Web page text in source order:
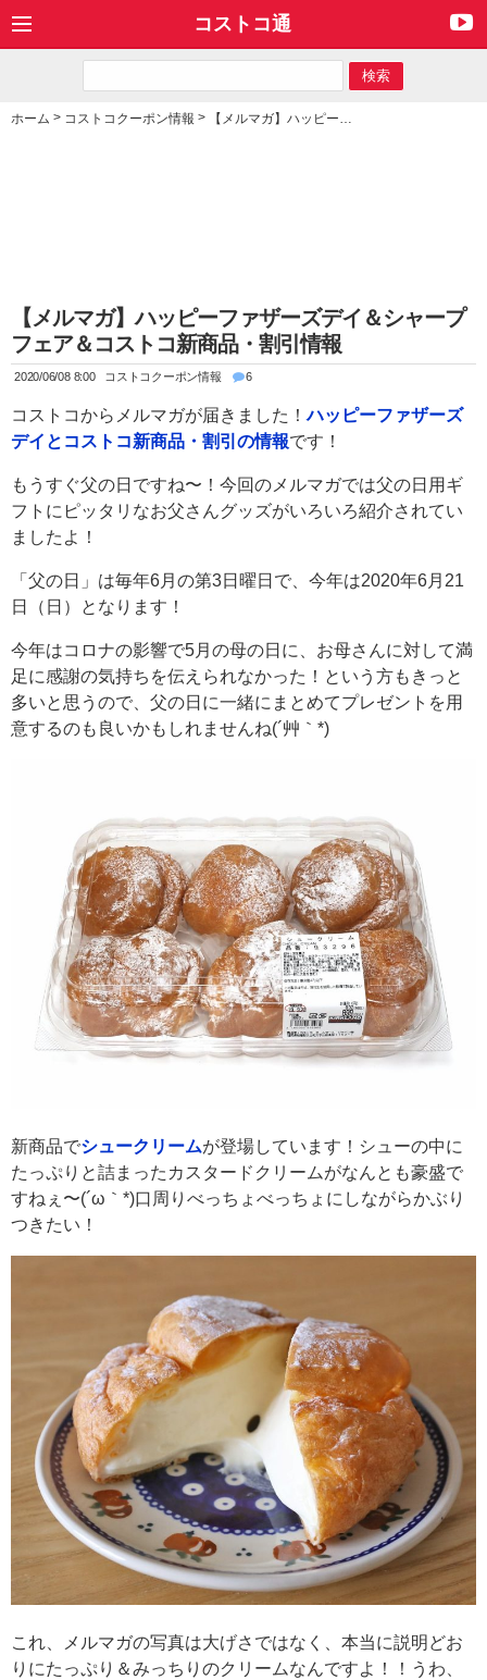
コストコ通
ホーム > コストコクーポン情報 > 【メルマガ】ハッピーファザーズデイ＆シャープフェア＆コストコ新商品・割引情報
【メルマガ】ハッピーファザーズデイ＆シャープ
フェア＆コストコ新商品・割引情報
2020/06/08 8:00 コストコクーポン情報 6
コストコからメルマガが届きました！ハッピーファザーズ
デイとコストコ新商品・割引の情報です！
もうすぐ父の日ですね〜！今回のメルマガでは父の日用ギ
フトにピッタリなお父さんグッズがいろいろ紹介されてい
ましたよ！
「父の日」は毎年6月の第3日曜日で、今年は2020年6月21
日（日）となります！
今年はコロナの影響で5月の母の日に、お母さんに対して満
足に感謝の気持ちを伝えられなかった！という方もきっと
多いと思うので、父の日に一緒にまとめてプレゼントを用
意するのも良いかもしれませんね(´艸｀*)
新商品でシュークリームが登場しています！シューの中に
たっぷりと詰まったカスタードクリームがなんとも豪盛で
すねぇ〜(´ω｀*)口周りべっちょべっちょにしながらかぶり
つきたい！
これ、メルマガの写真は大げさではなく、本当に説明どお
りにたっぷり＆みっちりのクリームなんですよ！！うわ、